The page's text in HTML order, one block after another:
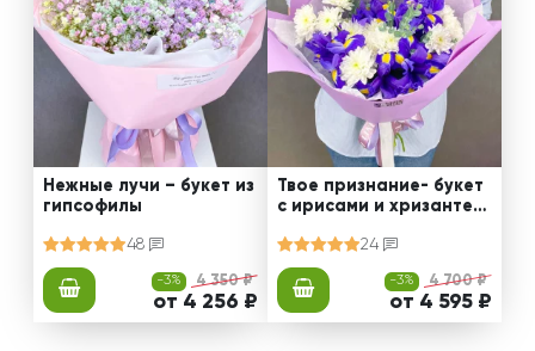
Нежные лучи – букет из
гипсофилы
48
-3% 4 350 ₽
от 4 256 ₽
Твое признание- букет
с ирисами и хризантем
24
-3% 4 700 ₽
от 4 595 ₽